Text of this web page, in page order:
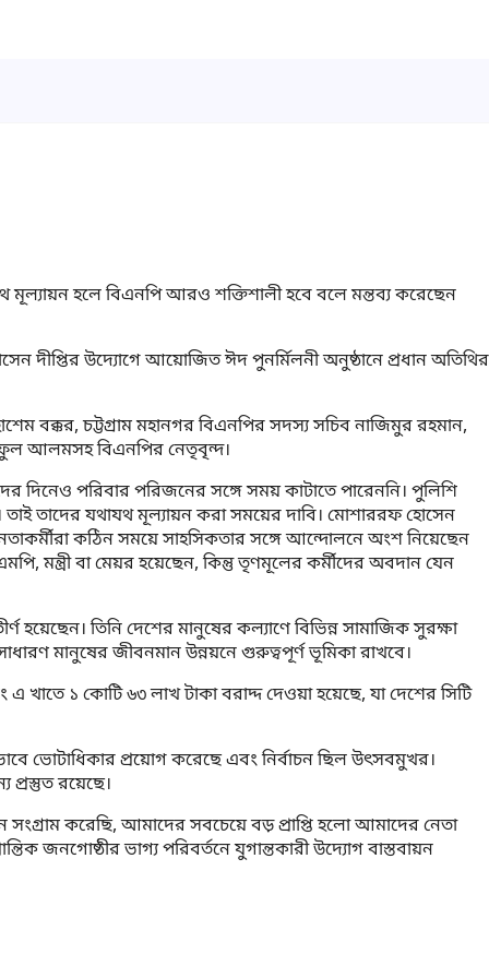
মূল্যায়ন হলে বিএনপি আরও শক্তিশালী হবে বলে মন্তব্য করেছেন
দীপ্তির উদ্যোগে আয়োজিত ঈদ পুনর্মিলনী অনুষ্ঠানে প্রধান অতিথির
বক্কর, চট্টগ্রাম মহানগর বিএনপির সদস্য সচিব নাজিমুর রহমান,
আলমসহ বিএনপির নেতৃবৃন্দ।
দিনেও পরিবার পরিজনের সঙ্গে সময় কাটাতে পারেননি। পুলিশি
তাদের যথাযথ মূল্যায়ন করা সময়ের দাবি। মোশাররফ হোসেন
কঠিন সময়ে সাহসিকতার সঙ্গে আন্দোলনে অংশ নিয়েছেন
মন্ত্রী বা মেয়র হয়েছেন, কিন্তু তৃণমূলের কর্মীদের অবদান যেন
তিনি দেশের মানুষের কল্যাণে বিভিন্ন সামাজিক সুরক্ষা
মানুষের জীবনমান উন্নয়নে গুরুত্বপূর্ণ ভূমিকা রাখবে।
খাতে ১ কোটি ৬৩ লাখ টাকা বরাদ্দ দেওয়া হয়েছে, যা দেশের সিটি
ভোটাধিকার প্রয়োগ করেছে এবং নির্বাচন ছিল উৎসবমুখর।
রয়েছে।
করেছি, আমাদের সবচেয়ে বড় প্রাপ্তি হলো আমাদের নেতা
জনগোষ্ঠীর ভাগ্য পরিবর্তনে যুগান্তকারী উদ্যোগ বাস্তবায়ন